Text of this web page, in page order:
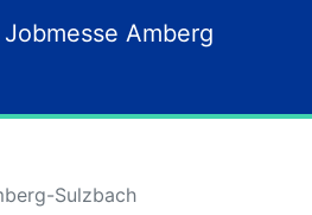
Amberg
Sulzbach